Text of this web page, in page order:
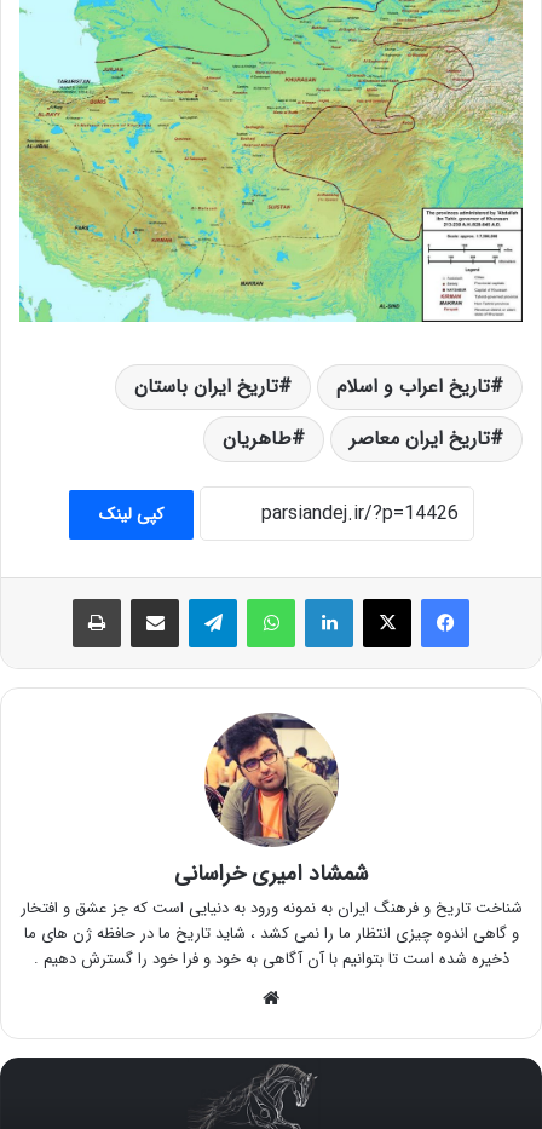
تاریخ اعراب و اسلام
تاریخ ایران باستان
تاریخ ایران معاصر
طاهریان
کپی لینک
فیس بوک X لینکدین واتس آپ تلگرام اشتراک گذاری از طریق ایمیل چاپ
شمشاد امیری خراسانی
شناخت تاریخ و فرهنگ ایران به نمونه ورود به دنیایی است که جز عشق و افتخار
و گاهی اندوه چیزی انتظار ما را نمی کشد ، شاید تاریخ ما در حافظه ژن های ما
ذخیره شده است تا بتوانیم با آن آگاهی به خود و فرا خود را گسترش دهیم .